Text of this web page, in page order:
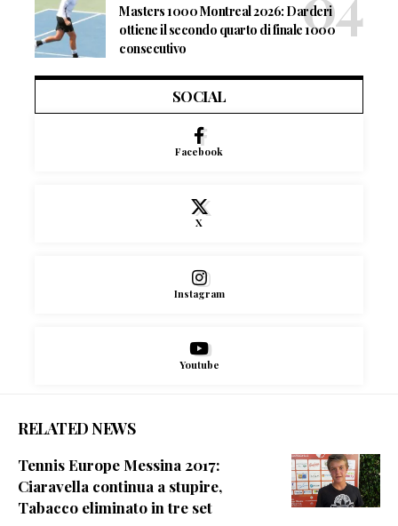
Masters 1000 Montreal 2026: Darderi
ottiene il secondo quarto di finale 1000
consecutivo
SOCIAL
Facebook
X
Instagram
Youtube
RELATED NEWS
Tennis Europe Messina 2017:
Ciaravella continua a stupire,
Tabacco eliminato in tre set